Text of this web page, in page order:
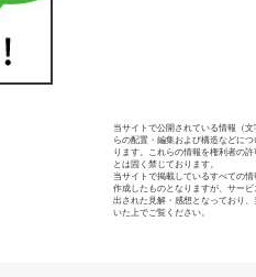
当サイトで公開されている情報（
らの配置・編集および構造などに
ります。これらの情報を権利者の
とは固く禁じております。
当サイトで掲載しているすべての
作成したものとなりますが、サー
出された見解・感想となっており
いた上でご覧ください。